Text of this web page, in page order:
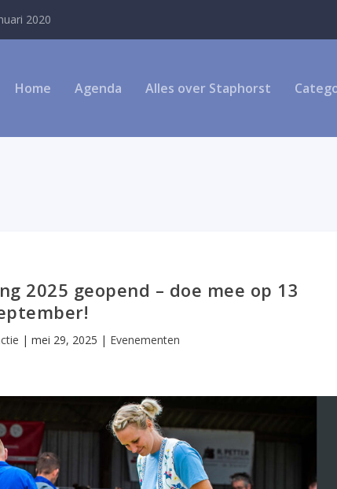
2020
Home Agenda Alles over Staphorst
2025 geopend – doe mee op 13
| mei 29, 2025 | Evenementen